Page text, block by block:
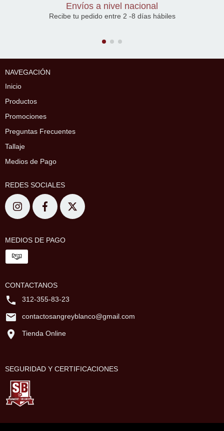
Envíos a nivel nacional
Recibe tu pedido entre 2 -8 días hábiles
NAVEGACIÓN
Inicio
Productos
Promociones
Preguntas Frecuentes
Tallaje
Medios de Pago
REDES SOCIALES
MEDIOS DE PAGO
CONTACTANOS
312-355-83-23
contactosangreyblanco@gmail.com
Tienda Online
SEGURIDAD Y CERTIFICACIONES